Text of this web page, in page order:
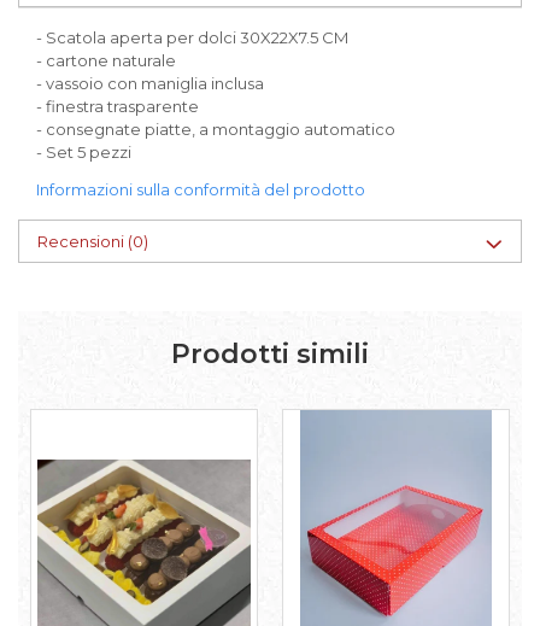
- Scatola aperta per dolci 30X22X7.5 CM
- cartone naturale
- vassoio con maniglia inclusa
- finestra trasparente
- consegnate piatte, a montaggio automatico
- Set 5 pezzi
Informazioni sulla conformità del prodotto
Recensioni (0)
Prodotti simili